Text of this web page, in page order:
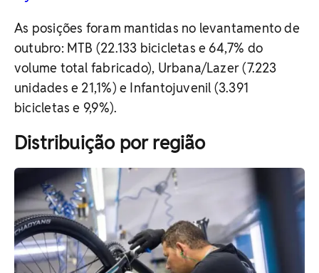
As posições foram mantidas no levantamento de
outubro: MTB (22.133 bicicletas e 64,7% do
volume total fabricado), Urbana/Lazer (7.223
unidades e 21,1%) e Infantojuvenil (3.391
bicicletas e 9,9%).
Distribuição por região